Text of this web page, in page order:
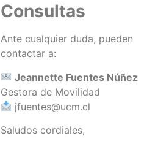
Consultas
Ante cualquier duda, pueden
contactar a:
Jeannette Fuentes Núñez
Gestora de Movilidad
jfuentes@ucm.cl
Saludos cordiales,